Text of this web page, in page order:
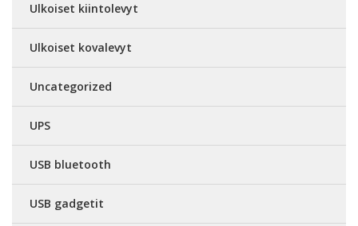
Ulkoiset kiintolevyt
Ulkoiset kovalevyt
Uncategorized
UPS
USB bluetooth
USB gadgetit